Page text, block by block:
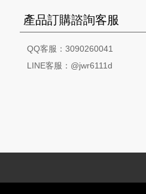
產品訂購諮詢客服
QQ客服：3090260041
LINE客服：@jwr6111d